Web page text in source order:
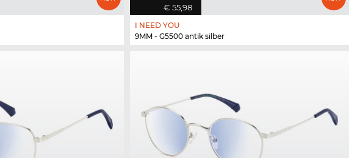
€ 55,98
I NEED YOU
9MM - G5500 antik silber